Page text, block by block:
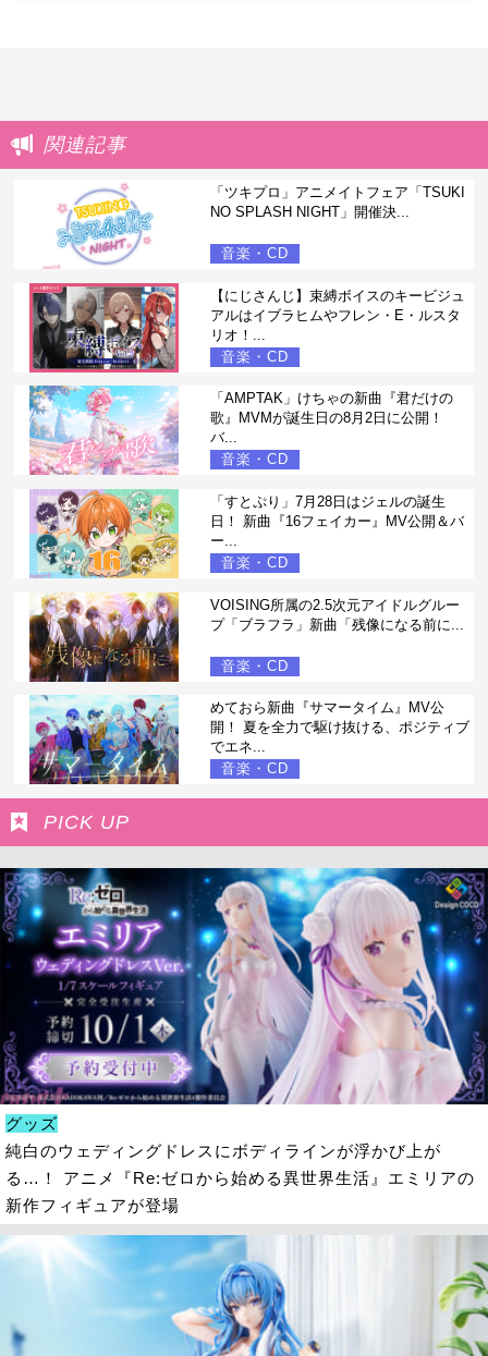
関連記事
「ツキプロ」アニメイトフェア「TSUKI
NO SPLASH NIGHT」開催決...
音楽・CD
【にじさんじ】束縛ボイスのキービジュ
アルはイブラヒムやフレン・E・ルスタ
リオ！...
音楽・CD
「AMPTAK」けちゃの新曲『君だけの
歌』MVMが誕生日の8月2日に公開！
バ...
音楽・CD
「すとぷり」7月28日はジェルの誕生
日！ 新曲『16フェイカー』MV公開＆バ
ー...
音楽・CD
VOISING所属の2.5次元アイドルグルー
プ「ブラフラ」新曲「残像になる前に...
音楽・CD
めておら新曲『サマータイム』MV公
開！ 夏を全力で駆け抜ける、ポジティブ
でエネ...
音楽・CD
PICK UP
グッズ
純白のウェディングドレスにボディラインが浮かび上が
る…！ アニメ『Re:ゼロから始める異世界生活』エミリアの
新作フィギュアが登場